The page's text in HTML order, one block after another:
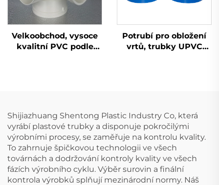
Velkoobchod, vysoce
kvalitní PVC podle
Potrubí pro obložení
vrtů, trubky UPVC
hlubinné UPVC, cena,
plastové výrobky
Shijiazhuang Shentong Plastic Industry Co, která
vyrábí plastové trubky a disponuje pokročilými
výrobními procesy, se zaměřuje na kontrolu kvality.
To zahrnuje špičkovou technologii ve všech
továrnách a dodržování kontroly kvality ve všech
fázích výrobního cyklu. Výběr surovin a finální
kontrola výrobků splňují mezinárodní normy. Náš